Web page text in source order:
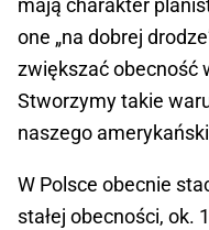
mają charakter
one „na dobrej
zwiększać obecność
Stworzymy takie
naszego
W Polsce obecnie
stałej obecności, ok.